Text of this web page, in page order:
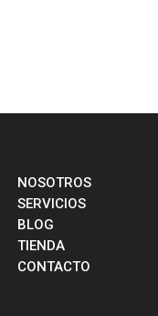
NOSOTROS
SERVICIOS
BLOG
TIENDA
CONTACTO